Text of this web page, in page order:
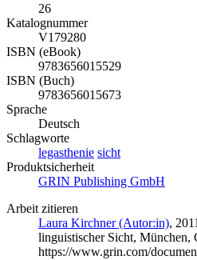
26
Katalognummer
V179280
ISBN (eBook)
9783656015529
ISBN (Buch)
9783656015673
Sprache
Deutsch
Schlagworte
legasthenie sicht
Produktsicherheit
GRIN Publishing GmbH
Arbeit zitieren
Laura Kirchner (Autor:in),
linguistischer Sicht, München,
https://www.grin.com/